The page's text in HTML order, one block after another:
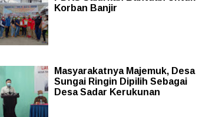
Korban Banjir
Masyarakatnya Majemuk, Desa
Sungai Ringin Dipilih Sebagai
Desa Sadar Kerukunan